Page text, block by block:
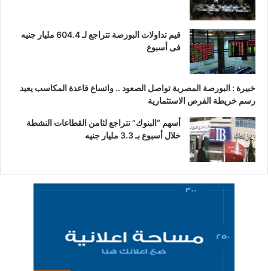
قيم تداولات البورصة تتراجع لـ 604.4 مليار جنيه
فى أسبوع
خبيرة : البورصة المصرية تواصل الصعود .. واتساع قاعدة المكاسب يعيد
رسم خريطة الفرص الاستثمارية
أسهم “البنوك” تتراجع لثامن القطاعات النشطة
خلال أسبوع بـ 3.3 مليار جنيه